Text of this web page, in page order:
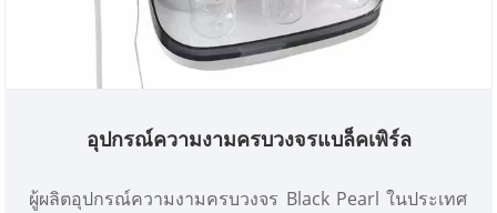
อุปกรณ์ความงามครบวงจรแบล็คเพิร์ล
ผู้ผลิตอุปกรณ์ความงามครบวงจร Black Pearl ในประเทศ